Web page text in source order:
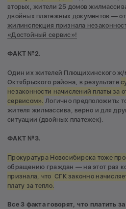
вторых, жители 25 домов
двойных платежных документов —
жилинспекция признала
«Достойный сервис»!
ФАКТ №2.
Один их жителей Плющихинского ж/
Октябрьского района, в результате
незаконности начислений платы за
сервисом». Логично предположить:
жителя жилмассива, верно и для
ситуации (двойных платежек).
ФАКТ №3.
Прокуратура Новосибирска тоже
обращению граждан — на этот раз
признала, что СГК законно
плату за тепло.
Все 3 факта говорят, что платить